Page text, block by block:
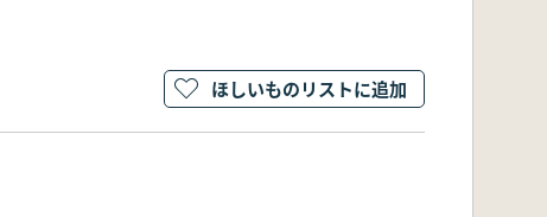
ほしいものリストに追加